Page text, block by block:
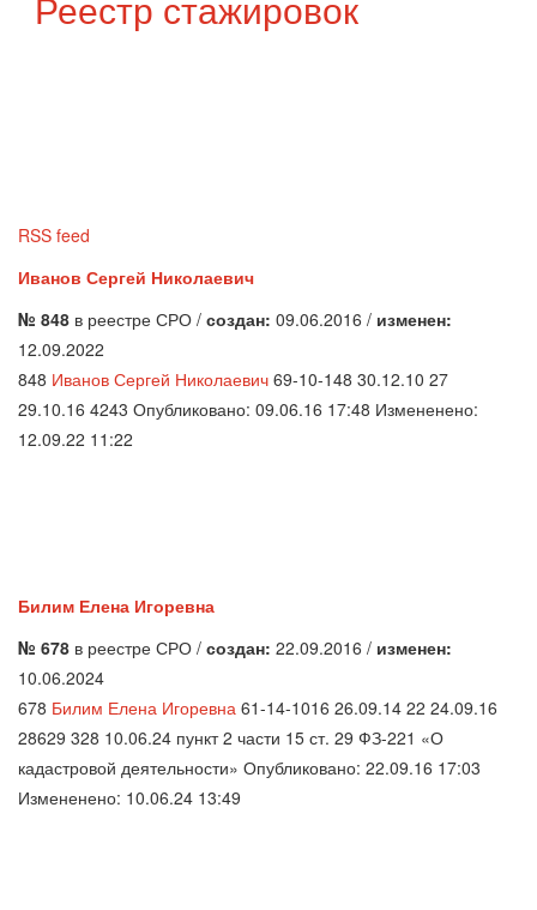
RSS feed
Иванов Сергей Николаевич
№ 848 в реестре СРО / создан: 09.06.2016 / изменен:
12.09.2022
848 Иванов Сергей Николаевич 69-10-148 30.12.10 27
29.10.16 4243 Опубликовано: 09.06.16 17:48 Измененено:
12.09.22 11:22
Билим Елена Игоревна
№ 678 в реестре СРО / создан: 22.09.2016 / изменен:
10.06.2024
678 Билим Елена Игоревна 61-14-1016 26.09.14 22 24.09.16
28629 328 10.06.24 пункт 2 части 15 ст. 29 ФЗ-221 «О
кадастровой деятельности» Опубликовано: 22.09.16 17:03
Измененено: 10.06.24 13:49